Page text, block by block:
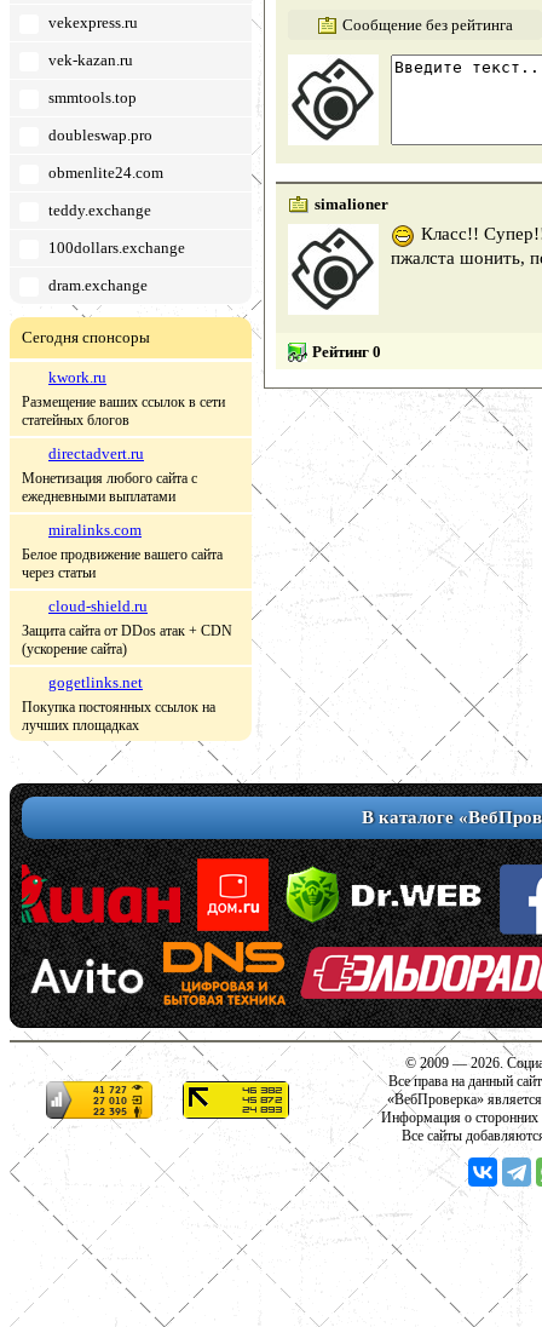
vekexpress.ru
vek-kazan.ru
smmtools.top
doubleswap.pro
obmenlite24.com
teddy.exchange
100dollars.exchange
dram.exchange
Сегодня спонсоры
kwork.ru
Размещение ваших ссылок в сети
статейных блогов
directadvert.ru
Монетизация любого сайта с
ежедневными выплатами
miralinks.com
Белое продвижение вашего сайта
через статьи
cloud-shield.ru
Защита сайта от DDos атак + CDN
(ускорение сайта)
gogetlinks.net
Покупка постоянных ссылок на
лучших площадках
Сообщение без рейтинга
simalioner
Класс!!
пжалста шонить,
Рейтинг 0
В каталоге
© 2009 — 2026.
Все права на данный
«ВебПроверка»
Информация о сторонних
Все сайты